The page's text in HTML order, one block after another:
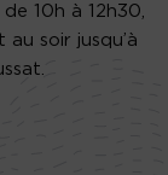
10h à 12h30,
soir jusqu’à